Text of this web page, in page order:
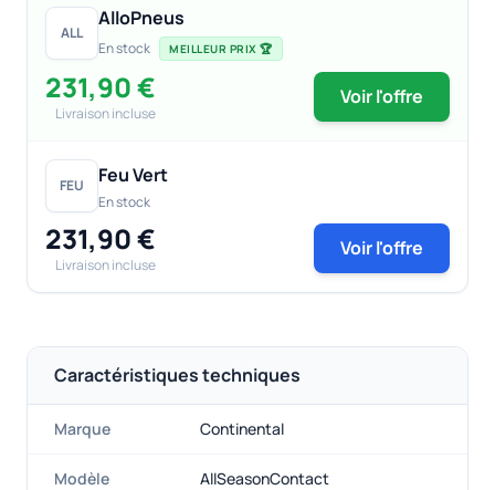
ALL
AlloPneus
En stock MEILLEUR PRIX 🏆
231,90 €
Livraison incluse
Voir l'offre
FEU Feu Vert
En stock
231,90 €
Livraison incluse
Voir l'offre
Caractéristiques techniques
Marque Continental
Modèle AllSeasonContact